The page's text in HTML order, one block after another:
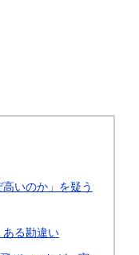
いのか」を疑う
る勘違い